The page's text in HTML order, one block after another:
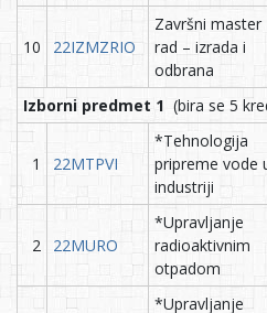
10 22IZMZRIO
Završni master
rad – izrada i
odbrana
Izborni predmet 1 (bira se 5
1 22MTPVI
*Tehnologija
pripreme vode
industriji
2 22MURO
*Upravljanje
radioaktivnim
otpadom
*Upravljanje